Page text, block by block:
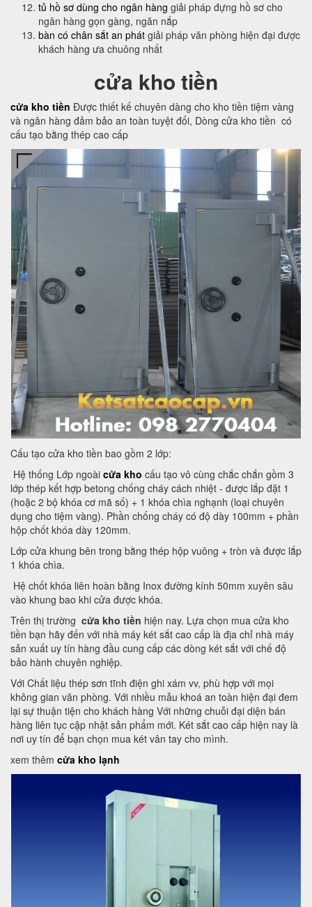
tủ hồ sơ dùng cho ngân hàng giải pháp đựng hồ sơ cho
ngân hàng gọn gàng, ngăn nắp
bàn có chân sắt an phát giải pháp văn phòng hiện đại được
khách hàng ưa chuông nhất
cửa kho tiền
cửa kho tiền Được thiết kế chuyên dàng cho kho tiền tiệm vàng
và ngân hàng đảm bảo an toàn tuyệt đối, Dòng cửa kho tiền có
cấu tạo bằng thép cao cấp
Cấu tạo cửa kho tiền bao gồm 2 lớp:
Hệ thống Lớp ngoài cửa kho cấu tạo vô cùng chắc chắn gồm 3
lớp thép kết hợp betong chống cháy cách nhiệt - được lắp đặt 1
(hoặc 2 bộ khóa cơ mã số) + 1 khóa chìa nghạnh (loại chuyên
dụng cho tiệm vàng). Phần chống cháy có độ dày 100mm + phần
hộp chốt khóa dày 120mm.
Lớp cửa khung bên trong bằng thép hộp vuông + tròn và được lắp
1 khóa chìa.
Hệ chốt khóa liên hoàn bằng Inox đường kính 50mm xuyên sâu
vào khung bao khi cửa được khóa.
Trên thị trường cửa kho tiền hiện nay. Lựa chọn mua cửa kho
tiền bạn hãy đến với nhà máy két sắt cao cấp là địa chỉ nhà máy
sản xuất uy tín hàng đầu cung cấp các dòng két sắt với chế độ
bảo hành chuyên nghiệp.
Với Chất liệu thép sơn tĩnh điện ghi xám vv, phù hợp với mọi
không gian văn phòng. Với nhiều mẫu khoá an toàn hiện đại đem
lại sự thuận tiện cho khách hàng Với những chuỗi đại diện bán
hàng liên tục cập nhật sản phẩm mới. Két sắt cao cấp hiện nay là
nơi uy tín để bạn chọn mua két vân tay cho mình.
xem thêm cửa kho lạnh